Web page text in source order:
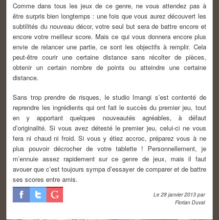
Comme dans tous les jeux de ce genre, ne vous attendez pas à
être surpris bien longtemps : une fois que vous aurez découvert les
subtilités du nouveau décor, votre seul but sera de battre encore et
encore votre meilleur score. Mais ce qui vous donnera encore plus
envie de relancer une partie, ce sont les objectifs à remplir. Cela
peut-être courir une certaine distance sans récolter de pièces,
obtenir un certain nombre de points ou atteindre une certaine
distance.
Sans trop prendre de risques, le studio Imangi s’est contenté de
reprendre les ingrédients qui ont fait le succès du premier jeu, tout
en y apportant quelques nouveautés agréables, à défaut
d’originalité. Si vous avez détesté le premier jeu, celui-ci ne vous
fera ni chaud ni froid. Si vous y étiez accroc, préparez vous à ne
plus pouvoir décrocher de votre tablette ! Personnellement, je
m’ennuie assez rapidement sur ce genre de jeux, mais il faut
avouer que c’est toujours sympa d’essayer de comparer et de battre
ses scores entre amis.
Le 28 janvier 2013par
Florian Duval